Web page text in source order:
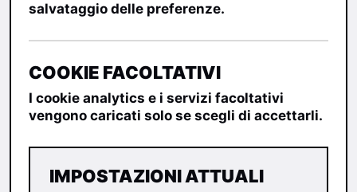
salvataggio delle preferenze.
COOKIE FACOLTATIVI
I cookie analytics e i servizi facoltativi
vengono caricati solo se scegli di accettarli.
IMPOSTAZIONI ATTUALI